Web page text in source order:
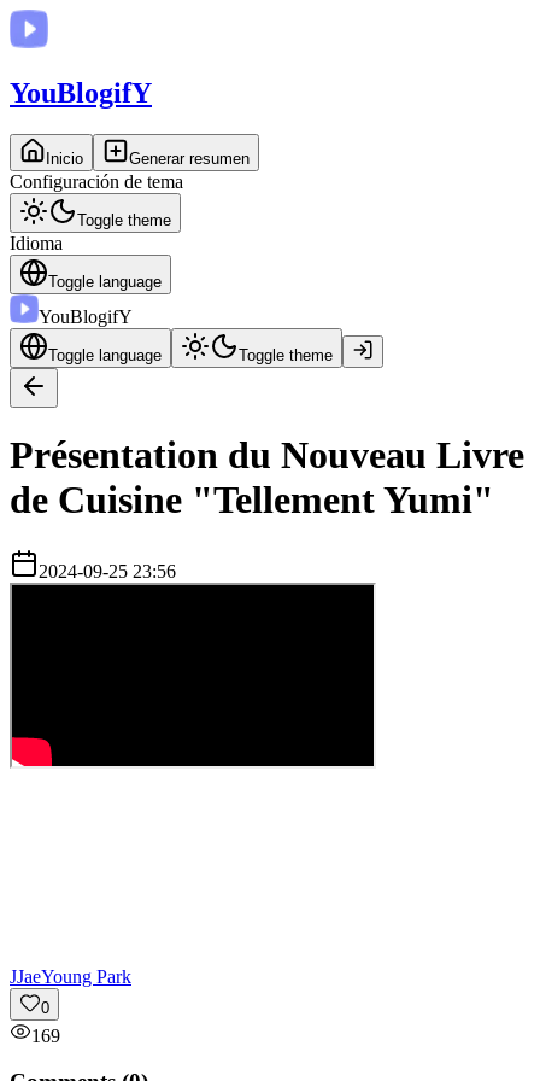
YouBlogifY
Inicio Generar resumen
Configuración de tema
Toggle theme
Idioma
Toggle language
YouBlogifY
Toggle language Toggle theme
Présentation du Nouveau Livre
de Cuisine "Tellement Yumi"
2024-09-25 23:56
JJaeYoung Park
0
169